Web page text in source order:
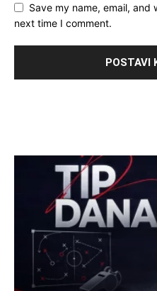
Save my name, email,
next time I comment.